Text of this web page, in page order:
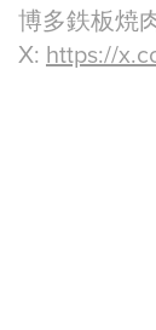
博多鉄板焼
X: https://